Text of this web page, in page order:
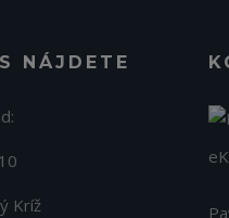
NÁJDETE
Kríž